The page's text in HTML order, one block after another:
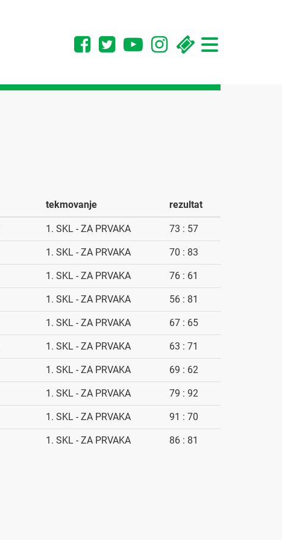
Toggle
navigation
tekmovanje rezultat
1. SKL - ZA PRVAKA 73 : 57
1. SKL - ZA PRVAKA 70 : 83
1. SKL - ZA PRVAKA 76 : 61
1. SKL - ZA PRVAKA 56 : 81
1. SKL - ZA PRVAKA 67 : 65
1. SKL - ZA PRVAKA 63 : 71
1. SKL - ZA PRVAKA 69 : 62
1. SKL - ZA PRVAKA 79 : 92
1. SKL - ZA PRVAKA 91 : 70
1. SKL - ZA PRVAKA 86 : 81